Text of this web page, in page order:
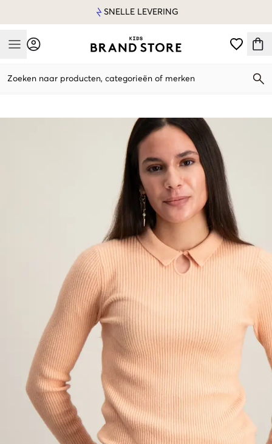
SNELLE LEVERING
Mobile Menu
Zoeken naar producten, categorieën of merken